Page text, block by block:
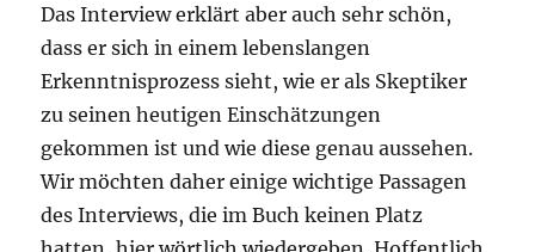
Das Interview erklärt aber auch sehr schön,
dass er sich in einem lebenslangen
Erkenntnisprozess sieht, wie er als Skeptiker
zu seinen heutigen Einschätzungen
gekommen ist und wie diese genau aussehen.
Wir möchten daher einige wichtige Passagen
des Interviews, die im Buch keinen Platz